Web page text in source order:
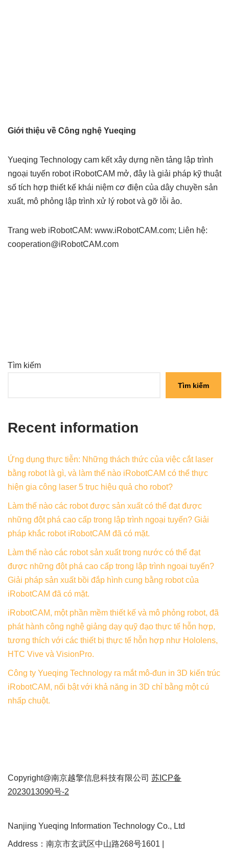
Giới thiệu về Công nghệ Yueqing
Yueqing Technology cam kết xây dựng nền tảng lập trình
ngoại tuyến robot iRobotCAM mở, đây là giải pháp kỹ thuật
số tích hợp thiết kế khái niệm cơ điện của dây chuyền sản
xuất, mô phỏng lập trình xử lý robot và gỡ lỗi ảo.
Trang web iRobotCAM: www.iRobotCAM.com; Liên hệ:
cooperation@iRobotCAM.com
Tìm kiếm
Tìm kiếm
Recent information
Ứng dụng thực tiễn: Những thách thức của việc cắt laser
bằng robot là gì, và làm thế nào iRobotCAM có thể thực
hiện gia công laser 5 trục hiệu quả cho robot?
Làm thế nào các robot được sản xuất có thể đạt được
những đột phá cao cấp trong lập trình ngoại tuyến? Giải
pháp khắc robot iRobotCAM đã có mặt.
Làm thế nào các robot sản xuất trong nước có thể đạt
được những đột phá cao cấp trong lập trình ngoại tuyến?
Giải pháp sản xuất bồi đắp hình cung bằng robot của
iRobotCAM đã có mặt.
iRobotCAM, một phần mềm thiết kế và mô phỏng robot, đã
phát hành công nghệ giảng dạy quỹ đạo thực tế hỗn hợp,
tương thích với các thiết bị thực tế hỗn hợp như Hololens,
HTC Vive và VisionPro.
Công ty Yueqing Technology ra mắt mô-đun in 3D kiến ​​trúc
iRobotCAM, nổi bật với khả năng in 3D chỉ bằng một cú
nhấp chuột.
Copyright@南京越擎信息科技有限公司 苏ICP备
2023013090号-2
Nanjing Yueqing Information Technology Co., Ltd
Address：南京市玄武区中山路268号1601 |